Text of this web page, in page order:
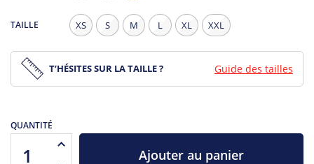
TAILLE XS S M L XL XXL
T’HÉSITES SUR LA TAILLE ? Guide des tailles
QUANTITÉ
Ajouter au panier